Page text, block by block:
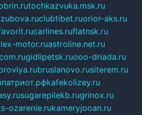
tochkazvuka.msk.ru
clubtibet.ruorior-aks.ru
carlines.ruflatnsk.ru
motor.ruastroline.net.ru
gidlipetsk.ruooo-driada.ru
bruslanovo.rusiterem.ru
kafekolizey.ru
sugarepilekb.rugrinox.ru
ozarenie.rukameryjooan.ru